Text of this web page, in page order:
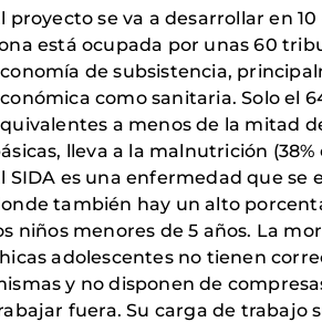
proyecto se va a desarrollar en
está ocupada por unas 60
de subsistencia,
como sanitaria. Solo el
a menos de la mitad
lleva a la malnutrición
SIDA es una enfermedad que se
también hay un alto
niños menores de 5 años. La
adolescentes no tienen
y no disponen de
fuera. Su carga de trabajo